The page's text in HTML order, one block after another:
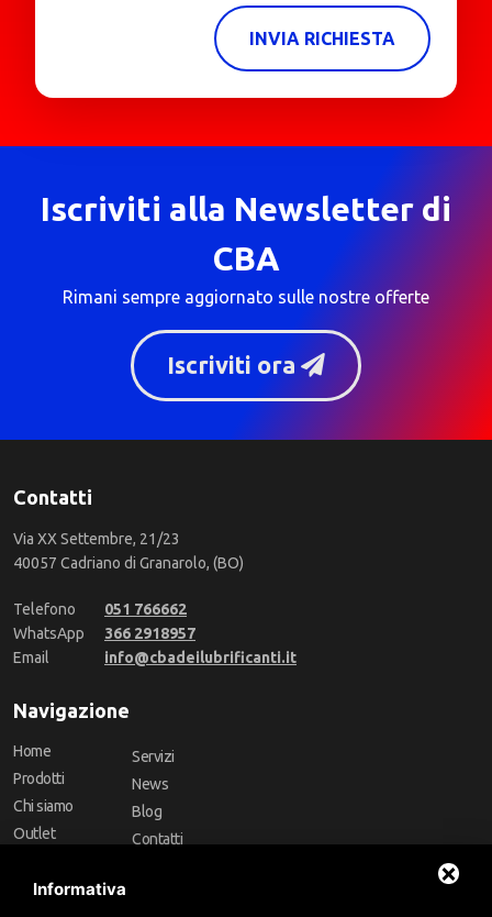
INVIA RICHIESTA
Iscriviti alla Newsletter di
CBA
Rimani sempre aggiornato sulle nostre offerte
Iscriviti ora
Contatti
Via XX Settembre, 21/23
40057 Cadriano di Granarolo, (BO)
Telefono
051 766662
WhatsApp
366 2918957
Email
info@cbadeilubrificanti.it
Navigazione
Home
Prodotti
Chi siamo
Outlet
Marchi
Servizi
News
Blog
Contatti
Informativa